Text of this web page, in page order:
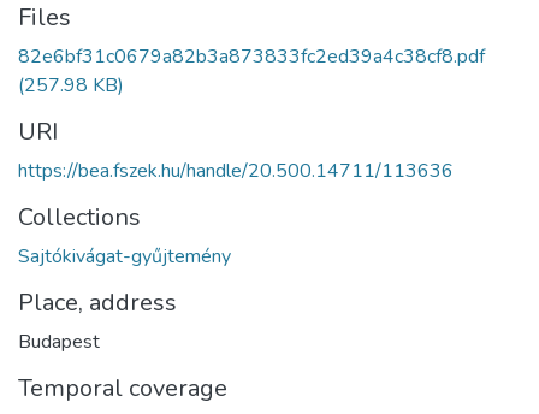
Files
82e6bf31c0679a82b3a873833fc2ed39a4c38cf8.pdf
(257.98 KB)
URI
https://bea.fszek.hu/handle/20.500.14711/113636
Collections
Sajtókivágat-gyűjtemény
Place, address
Budapest
Temporal coverage